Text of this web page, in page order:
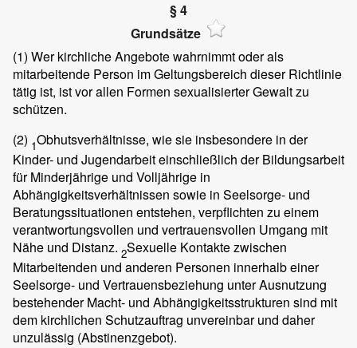
§ 4
Grundsätze
(1) Wer kirchliche Angebote wahrnimmt oder als
mitarbeitende Person im Geltungsbereich dieser Richtlinie
tätig ist, ist vor allen Formen sexualisierter Gewalt zu
schützen.
(2) 1Obhutsverhältnisse, wie sie insbesondere in der
Kinder- und Jugendarbeit einschließlich der Bildungsarbeit
für Minderjährige und Volljährige in
Abhängigkeitsverhältnissen sowie in Seelsorge- und
Beratungssituationen entstehen, verpflichten zu einem
verantwortungsvollen und vertrauensvollen Umgang mit
Nähe und Distanz. 2Sexuelle Kontakte zwischen
Mitarbeitenden und anderen Personen innerhalb einer
Seelsorge- und Vertrauensbeziehung unter Ausnutzung
bestehender Macht- und Abhängigkeitsstrukturen sind mit
dem kirchlichen Schutzauftrag unvereinbar und daher
unzulässig (Abstinenzgebot).